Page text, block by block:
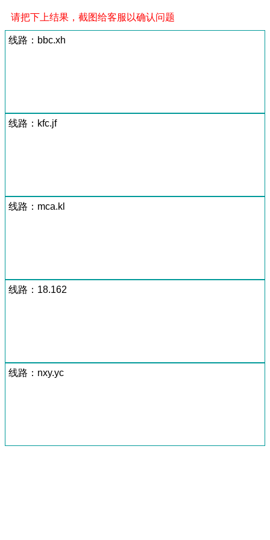
请把下上结果，截图给客服以确认问题
线路：bbc.xh
线路：kfc.jf
线路：mca.kl
线路：18.162
线路：nxy.yc